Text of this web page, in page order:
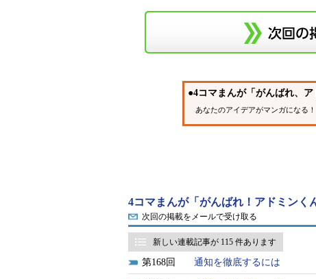
●4コマまんが「がんばれ、
あなたのアイデアがマンガになる
4コマまんが「がんばれ！アドミンく
次回の掲載をメールで受け取る
新しい連載記事が 115 件あります
168 通知を徹底するには